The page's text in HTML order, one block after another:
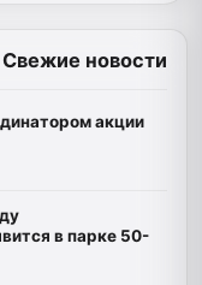
Свежие новости
акции
в парке 50-